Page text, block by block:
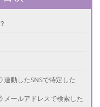
動したSNSで特定した
ールアドレスで検索した